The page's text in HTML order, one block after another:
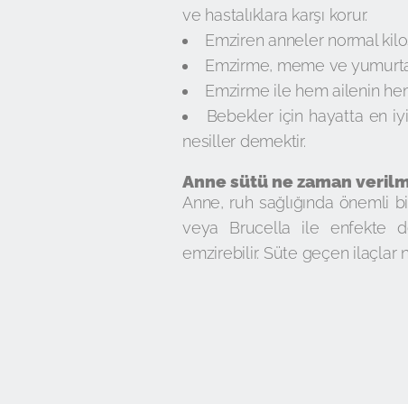
ve hastalıklara karşı korur.
Emziren anneler normal
Emzirme, meme ve
Emzirme ile hem ailenin
Bebekler için hayatta en iyi
nesiller demektir.
Anne sütü ne zaman
Anne, ruh sağlığında önemli
veya Brucella ile enfekte
emzirebilir. Süte geçen ilaçlar